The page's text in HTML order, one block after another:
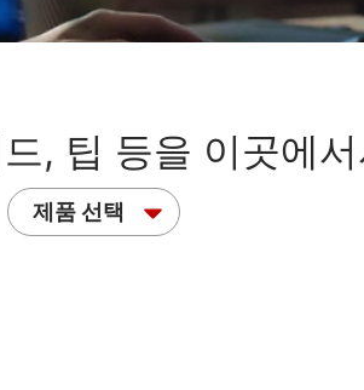
, 팁 등을 이곳에
제품 선택